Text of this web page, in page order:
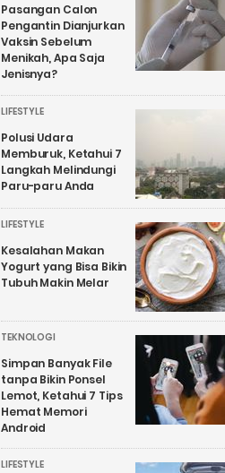
Pasangan Calon
Pengantin Dianjurkan
Vaksin Sebelum
Menikah, Apa Saja
Jenisnya?
LIFESTYLE
Polusi Udara
Memburuk, Ketahui 7
Langkah Melindungi
Paru-paru Anda
LIFESTYLE
Kesalahan Makan
Yogurt yang Bisa Bikin
Tubuh Makin Melar
TEKNOLOGI
Simpan Banyak File
tanpa Bikin Ponsel
Lemot, Ketahui 7 Tips
Hemat Memori
Android
LIFESTYLE